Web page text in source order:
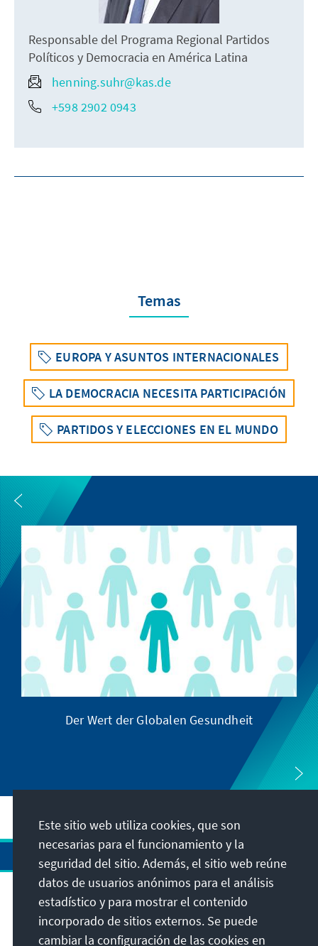
Responsable del Programa Regional Partidos
Políticos y Democracia en América Latina
henning.suhr@kas.de
+598 2902 0943
Temas
EUROPA Y ASUNTOS INTERNACIONALES
LA DEMOCRACIA NECESITA PARTICIPACIÓN
PARTIDOS Y ELECCIONES EN EL MUNDO
Der Wert der Globalen Gesundheit
Dirección
Este sitio web utiliza cookies, que son
necesarias para el funcionamiento y la
seguridad del sitio. Además, el sitio web reúne
datos de usuarios anónimos para el análisis
estadístico y para mostrar el contenido
incorporado de sitios externos. Se puede
cambiar la configuración de las cookies en